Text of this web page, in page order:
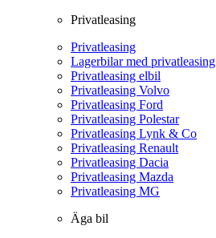
Privatleasing
Privatleasing
Lagerbilar med privatleasing
Privatleasing elbil
Privatleasing Volvo
Privatleasing Ford
Privatleasing Polestar
Privatleasing Lynk & Co
Privatleasing Renault
Privatleasing Dacia
Privatleasing Mazda
Privatleasing MG
Äga bil